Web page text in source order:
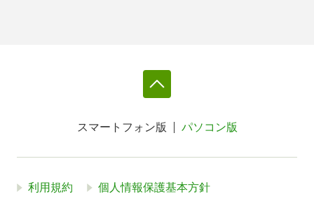
スマートフォン版 パソコン版
利用規約 個人情報保護基本方針